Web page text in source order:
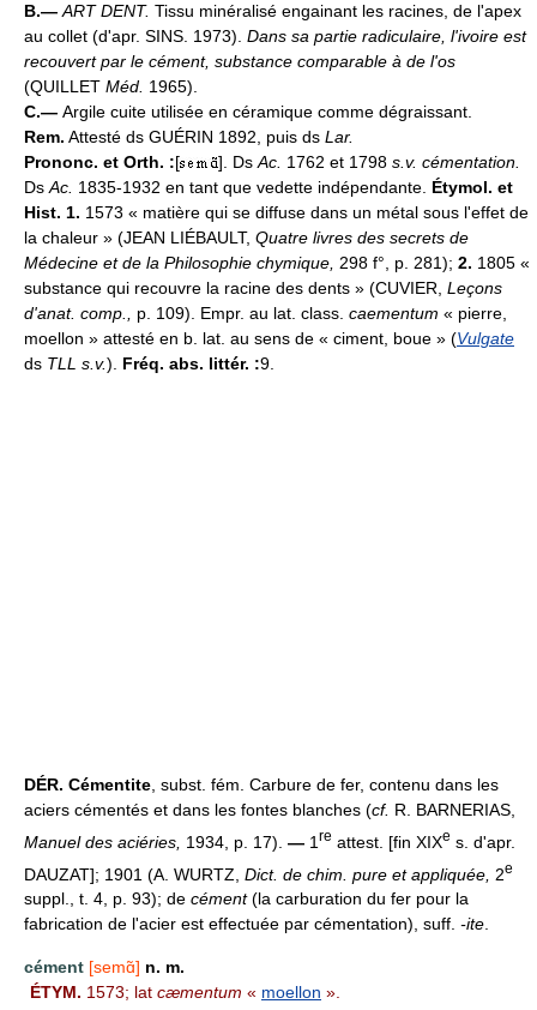
B.— ART DENT. Tissu minéralisé engainant les racines, de l'apex
au collet (d'apr. SINS. 1973). Dans sa partie radiculaire, l'ivoire est
recouvert par le cément, substance comparable à de l'os
(QUILLET Méd. 1965).
C.— Argile cuite utilisée en céramique comme dégraissant.
Rem. Attesté ds GUÉRIN 1892, puis ds Lar.
Prononc. et Orth. :[ ]. Ds Ac. 1762 et 1798 s.v. cémentation.
Ds Ac. 1835-1932 en tant que vedette indépendante. Étymol. et
Hist. 1. 1573 « matière qui se diffuse dans un métal sous l'effet de
la chaleur » (JEAN LIÉBAULT, Quatre livres des secrets de
Médecine et de la Philosophie chymique, 298 f°, p. 281); 2. 1805 «
substance qui recouvre la racine des dents » (CUVIER, Leçons
d'anat. comp.,
p. 109). Empr. au lat. class. caementum « pierre,
moellon » attesté en b. lat. au sens de « ciment, boue » (Vulgate
ds TLL s.v.). Fréq. abs. littér. :9.
DÉR. Cémentite , subst. fém. Carbure de fer, contenu dans les
aciers cémentés et dans les fontes blanches (cf. R. BARNERIAS,
Manuel des aciéries, 1934, p. 17). — 1 re attest. [fin XIXe s. d'apr.
DAUZAT]; 1901 (A. WURTZ, Dict. de chim. pure et appliquée, 2e
suppl., t. 4, p. 93); de cément(la carburation du fer pour la
fabrication de l'acier est effectuée par cémentation), suff. -ite.
cément [semɑ̃] n. m.
ÉTYM. 1573; lat cæmentum « moellon ».